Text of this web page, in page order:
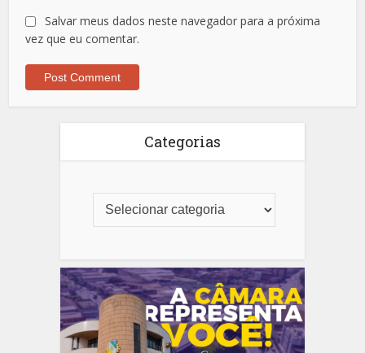
Salvar meus dados neste navegador para a próxima
vez que eu comentar.
Categorias